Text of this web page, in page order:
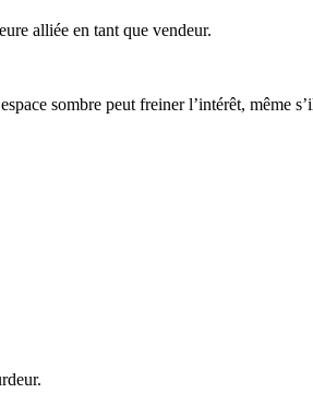
alliée en tant que vendeur.
sombre peut freiner l’intérêt, même